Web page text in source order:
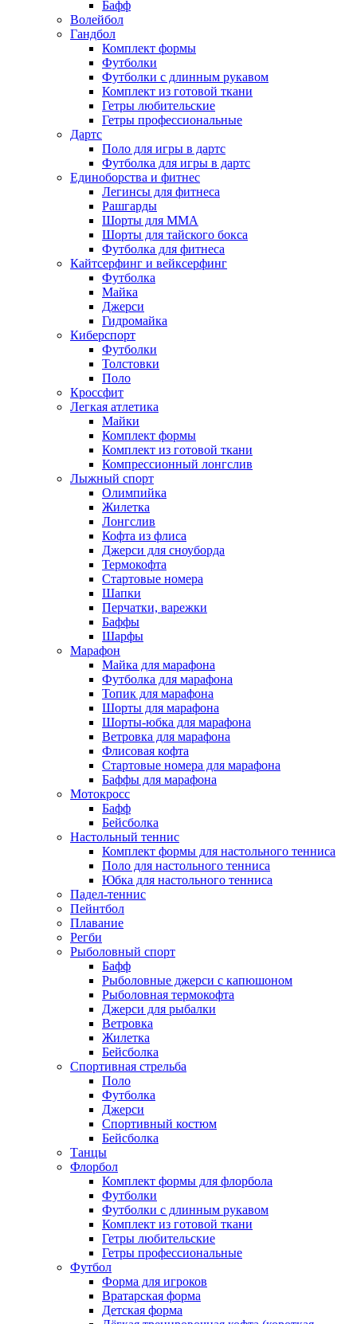
Бафф
Волейбол
Гандбол
Комплект формы
Футболки
Футболки с длинным рукавом
Комплект из готовой ткани
Гетры любительские
Гетры профессиональные
Дартс
Поло для игры в дартс
Футболка для игры в дартс
Единоборства и фитнес
Легинсы для фитнеса
Рашгарды
Шорты для MMA
Шорты для тайского бокса
Футболка для фитнеса
Кайтсерфинг и вейксерфинг
Футболка
Майка
Джерси
Гидромайка
Киберспорт
Футболки
Толстовки
Поло
Кроссфит
Легкая атлетика
Майки
Комплект формы
Комплект из готовой ткани
Компрессионный лонгслив
Лыжный спорт
Олимпийка
Жилетка
Лонгслив
Кофта из флиса
Джерси для сноуборда
Термокофта
Стартовые номера
Шапки
Перчатки, варежки
Баффы
Шарфы
Марафон
Майка для марафона
Футболка для марафона
Топик для марафона
Шорты для марафона
Шорты-юбка для марафона
Ветровка для марафона
Флисовая кофта
Стартовые номера для марафона
Баффы для марафона
Мотокросс
Бафф
Бейсболка
Настольный теннис
Комплект формы для настольного тенниса
Поло для настольного тенниса
Юбка для настольного тенниса
Падел-теннис
Пейнтбол
Плавание
Регби
Рыболовный спорт
Бафф
Рыболовные джерси с капюшоном
Рыболовная термокофта
Джерси для рыбалки
Ветровка
Жилетка
Бейсболка
Спортивная стрельба
Поло
Футболка
Джерси
Спортивный костюм
Бейсболка
Танцы
Флорбол
Комплект формы для флорбола
Футболки
Футболки с длинным рукавом
Комплект из готовой ткани
Гетры любительские
Гетры профессиональные
Футбол
Форма для игроков
Вратарская форма
Детская форма